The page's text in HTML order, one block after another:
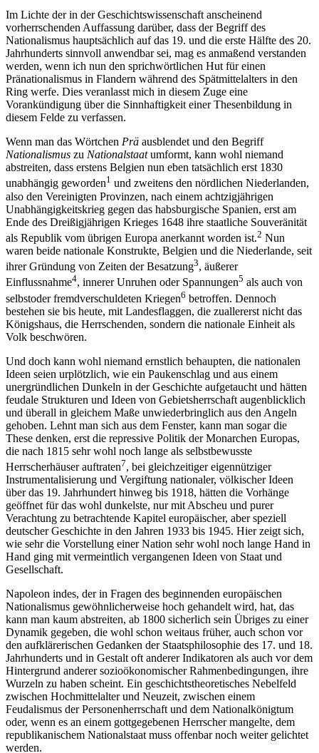
Im Lichte der in der Geschichtswissenschaft anscheinend
vorherrschenden Auffassung darüber, dass der Begriff des
Nationalismus hauptsächlich auf das 19. und die erste Hälfte des 20.
Jahrhunderts sinnvoll anwendbar sei, mag es anmaßend verstanden
werden, wenn ich nun den sprichwörtlichen Hut für einen
Pränationalismus in Flandern während des Spätmittelalters in den
Ring werfe. Dies veranlasst mich in diesem Zuge eine
Vorankündigung über die Sinnhaftigkeit einer Thesenbildung in
diesem Felde zu verfassen.
Wenn man das Wörtchen Prä ausblendet und den Begriff
Nationalismus zu Nationalstaatumformt, kann wohl niemand
abstreiten, dass erstens Belgien nun eben tatsächlich erst 1830
unabhängig geworden1 und zweitens den nördlichen Niederlanden,
also den Vereinigten Provinzen, nach einem achtzigjährigen
Unabhängigkeitskrieg gegen das habsburgische Spanien, erst am
Ende des Dreißigjährigen Krieges 1648 ihre staatliche Souveränität
als Republik vom übrigen Europa anerkannt worden ist.2 Nun
waren beide nationale Konstrukte, Belgien und die Niederlande, seit
ihrer Gründung von Zeiten der Besatzung3, äußerer
Einflussnahme4, innerer Unruhen oder Spannungen5 als auch von
selbstoder fremdverschuldeten Kriegen6 betroffen. Dennoch
bestehen sie bis heute, mit Landesflaggen, die zuallererst nicht das
Königshaus, die Herrschenden, sondern die nationale Einheit als
Volk beschwören.
Und doch kann wohl niemand ernstlich behaupten, die nationalen
Ideen seien urplötzlich, wie ein Paukenschlag und aus einem
unergründlichen Dunkeln in der Geschichte aufgetaucht und hätten
feudale Strukturen und Ideen von Gebietsherrschaft augenblicklich
und überall in gleichem Maße unwiederbringlich aus den Angeln
gehoben. Lehnt man sich aus dem Fenster, kann man sogar die
These denken, erst die repressive Politik der Monarchen Europas,
die nach 1815 sehr wohl noch lange als selbstbewusste
Herrscherhäuser auftraten7, bei gleichzeitiger eigennütziger
Instrumentalisierung und Vergiftung nationaler, völkischer Ideen
über das 19. Jahrhundert hinweg bis 1918, hätten die Vorhänge
geöffnet für das wohl dunkelste, nur mit Abscheu und purer
Verachtung zu betrachtende Kapitel europäischer, aber speziell
deutscher Geschichte in den Jahren 1933 bis 1945. Hier zeigt sich,
wie sehr die Vorstellung einer Nation sehr wohl noch lange Hand in
Hand ging mit vermeintlich vergangenen Ideen von Staat und
Gesellschaft.
Napoleon indes, der in Fragen des beginnenden europäischen
Nationalismus gewöhnlicherweise hoch gehandelt wird, hat, das
kann man kaum abstreiten, ab 1800 sicherlich sein Übriges zu einer
Dynamik gegeben, die wohl schon weitaus früher, auch schon vor
den aufklärerischen Gedanken der Staatsphilosophie des 17. und 18.
Jahrhunderts und in Gestalt oft anderer Indikatoren als auch vor dem
Hintergrund anderer sozioökonomischer Rahmenbedingungen, ihre
Wurzeln zu haben scheint. Ein geschichtstheoretisches Nebelfeld
zwischen Hochmittelalter und Neuzeit, zwischen einem
Feudalismus der Personenherrschaft und dem Nationalkönigtum
oder, wenn es an einem gottgegebenen Herrscher mangelte, dem
republikanischem Nationalstaat muss offenbar noch weiter gelichtet
werden.